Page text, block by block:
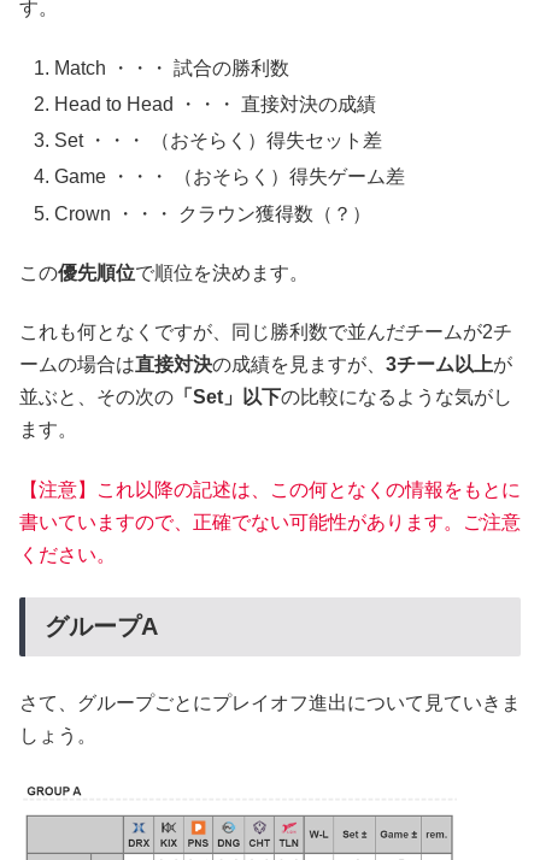
す。
Match ・・・ 試合の勝利数
Head to Head ・・・ 直接対決の成績
Set ・・・ （おそらく）得失セット差
Game ・・・ （おそらく）得失ゲーム差
Crown ・・・ クラウン獲得数（？）
この優先順位で順位を決めます。
これも何となくですが、同じ勝利数で並んだチームが2チ
ームの場合は直接対決の成績を見ますが、 3チーム以上が
並ぶと、その次の 「Set」以下の比較になるような気がし
ます。
【注意】これ以降の記述は、この何となくの情報をもとに
書いていますので、正確でない可能性があります。ご注意
ください。
グループA
さて、グループごとにプレイオフ進出について見ていきま
しょう。